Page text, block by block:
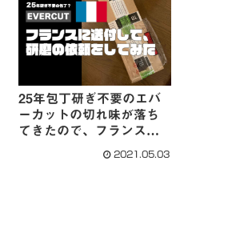
25年包丁研ぎ不要のエバ
ーカットの切れ味が落ち
てきたので、フランスに
2021.05.03